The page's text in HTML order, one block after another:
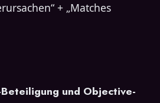
+ „Matches
und Objective-